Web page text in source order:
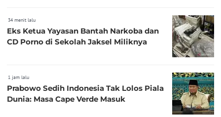
34 menit lalu
Eks Ketua Yayasan Bantah Narkoba dan
CD Porno di Sekolah Jaksel Miliknya
1 jam lalu
Prabowo Sedih Indonesia Tak Lolos Piala
Dunia: Masa Cape Verde Masuk